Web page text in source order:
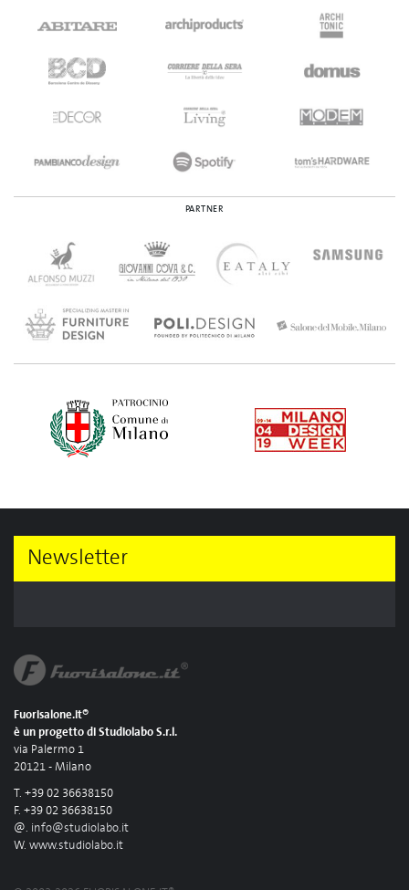
PARTNER
Newsletter
Fuorisalone.it®
è un progetto di Studiolabo S.r.l.
via Palermo 1
20121 - Milano
T. +39 02 36638150
F. +39 02 36638150
@. info@studiolabo.it
W. www.studiolabo.it